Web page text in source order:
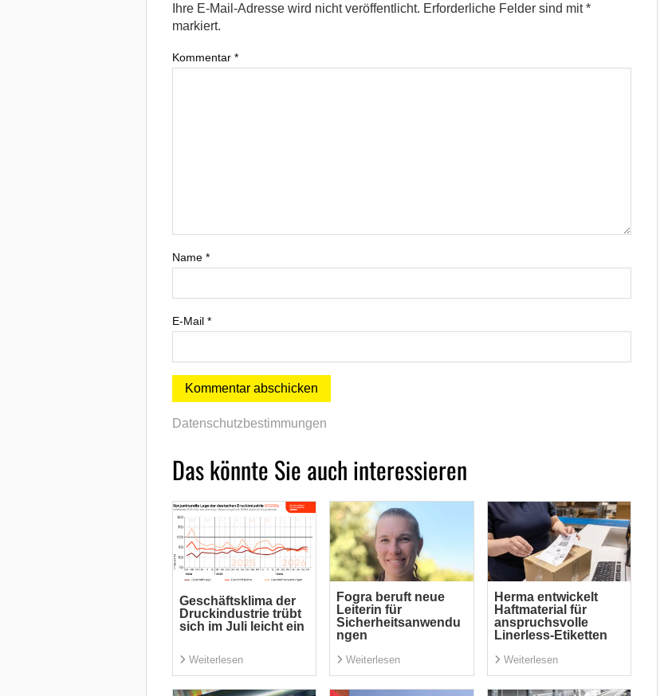
Ihre E-Mail-Adresse wird nicht veröffentlicht. Erforderliche Felder sind mit*
markiert.
Kommentar *
Name *
E-Mail *
Datenschutzbestimmungen
Das könnte Sie auch interessieren
Geschäftsklima der
Druckindustrie trübt
sich im Juli leicht ein
Weiterlesen
Fogra beruft neue
Leiterin für
Sicherheitsanwendu
ngen
Weiterlesen
Herma entwickelt
Haftmaterial für
anspruchsvolle
Linerless-Etiketten
Weiterlesen